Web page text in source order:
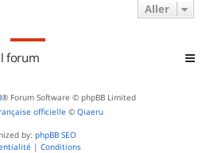
Aller
forum
® Forum Software © phpBB Limited
officielle © Qiaeru
by: phpBB SEO
| Conditions